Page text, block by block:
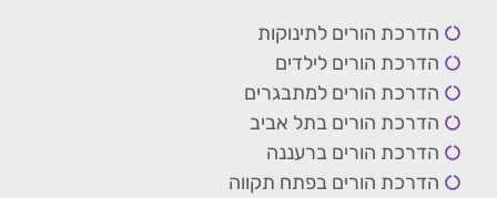
הדרכת הורים לתינוקות
הדרכת הורים לילדים
הדרכת הורים למתבגרים
הדרכת הורים בתל אביב
הדרכת הורים ברעננה
הדרכת הורים בפתח תקווה